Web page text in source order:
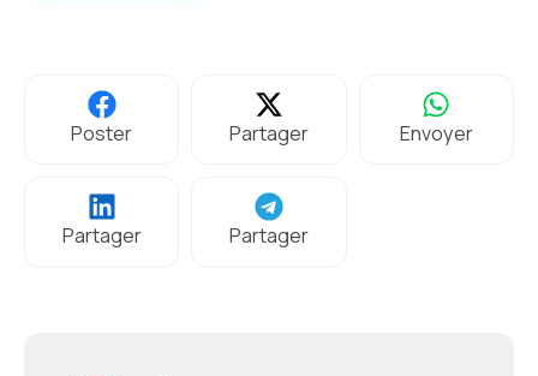
Poster Partager Envoyer
Partager Partager